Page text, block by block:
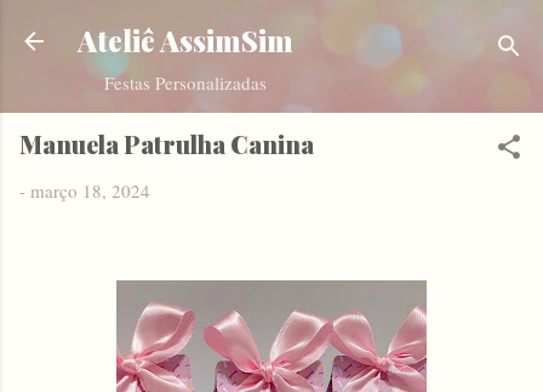
Pular para o conteúdo principal
Ateliê AssimSim
Festas Personalizadas
Manuela Patrulha Canina
- março 18, 2024